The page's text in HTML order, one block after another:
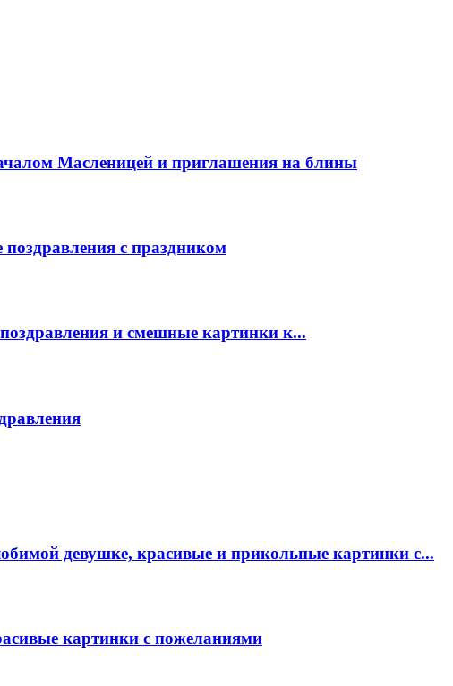
Масленицей и приглашения на блины
с праздником
и смешные картинки к...
девушке, красивые и прикольные картинки с...
картинки с пожеланиями